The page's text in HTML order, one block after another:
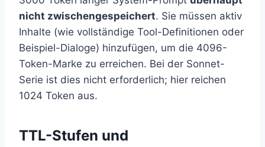
nicht zwischengespeichert. Sie müssen aktiv
Inhalte (wie vollständige Tool-Definitionen oder
Beispiel-Dialoge) hinzufügen, um die 4096-
Token-Marke zu erreichen. Bei der Sonnet-
Serie ist dies nicht erforderlich; hier reichen
1024 Token aus.
TTL-Stufen und